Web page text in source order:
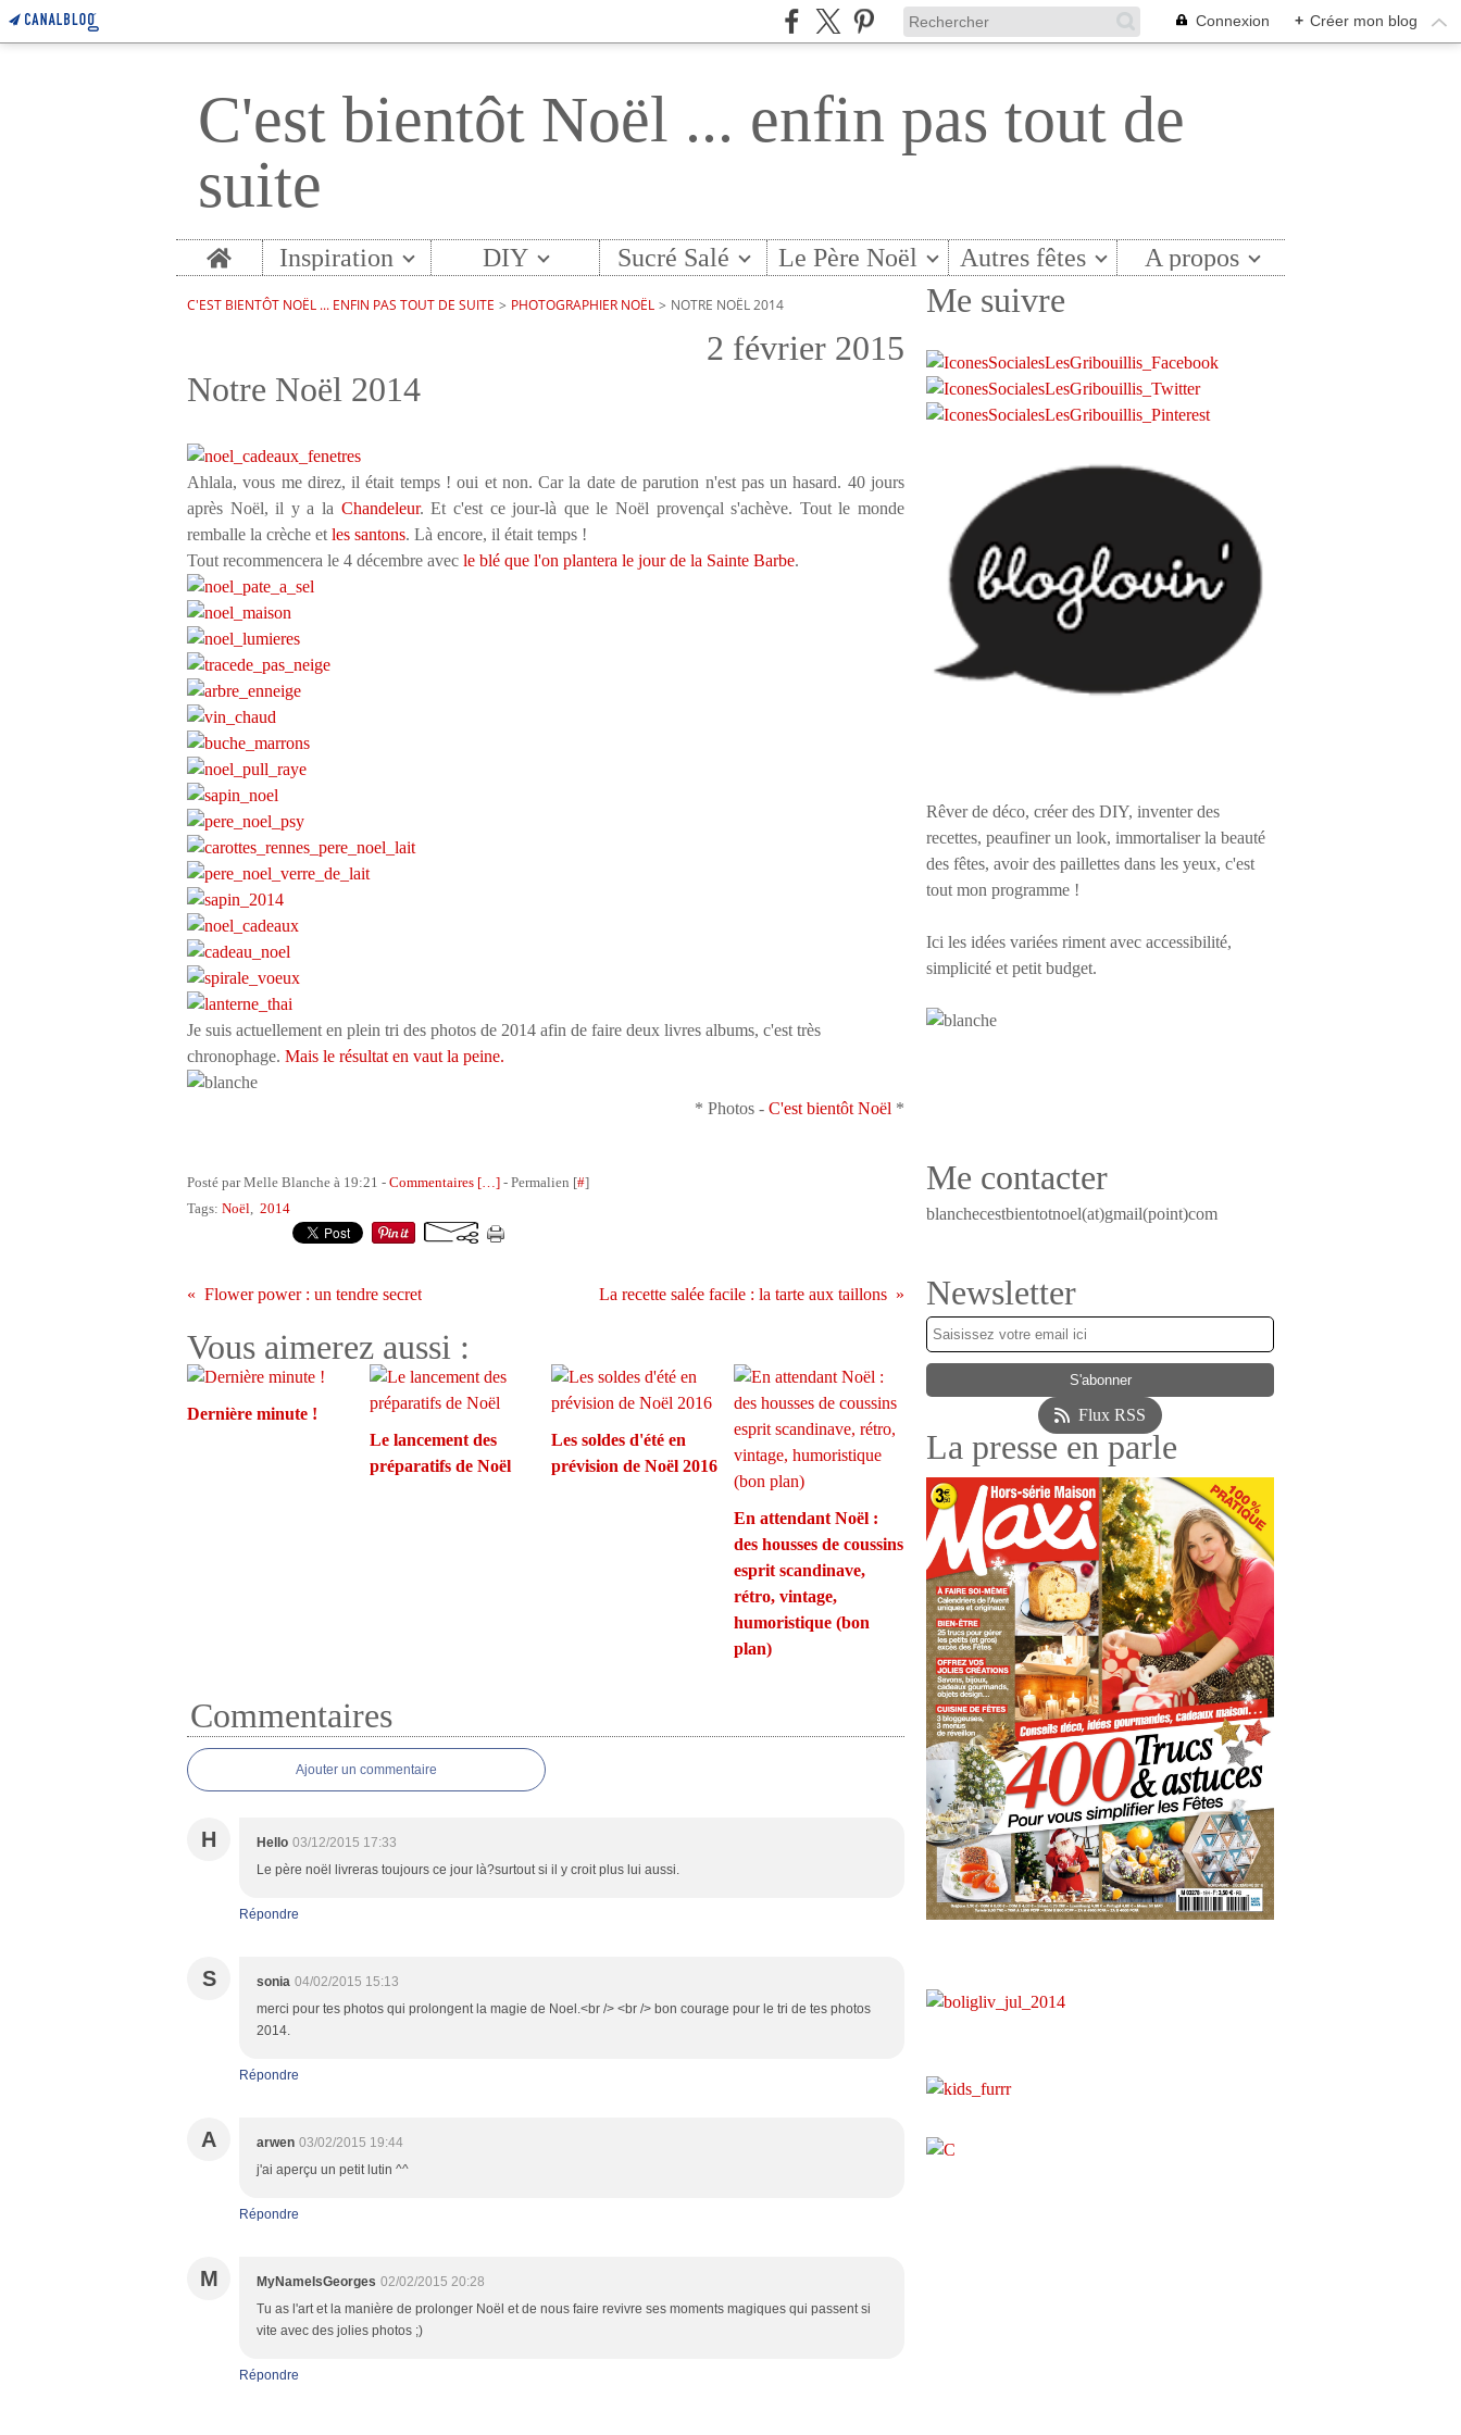
Connexion + Créer mon blog
C'est bientôt Noël ... enfin pas tout de
suite
Home Inspiration DIY Sucré Salé Le Père Noël Autres fêtes A propos
C'EST BIENTÔT NOËL ... ENFIN PAS TOUT DE SUITE > PHOTOGRAPHIER NOËL > NOTRE NOËL 2014
2 février 2015
Notre Noël 2014
Ahlala, vous me direz, il était temps ! oui et non. Car la date de parution n'est pas un hasard. 40 jours
après Noël, il y a la Chandeleur. Et c'est ce jour-là que le Noël provençal s'achève. Tout le monde
remballe la crèche et les santons. Là encore, il était temps !
Tout recommencera le 4 décembre avec le blé que l'on plantera le jour de la Sainte Barbe.
Je suis actuellement en plein tri des photos de 2014 afin de faire deux livres albums, c'est très
chronophage. Mais le résultat en vaut la peine.
* Photos - C'est bientôt Noël *
Posté par Melle Blanche à 19:21 - Commentaires […] - Permalien [#]
Tags: Noël, 2014
Flower power : un tendre secret La recette salée facile : la tarte aux taillons
Vous aimerez aussi :
Dernière minute !
Le lancement des
préparatifs de Noël
Les soldes d'été en
prévision de Noël 2016
En attendant Noël :
des housses de coussins
esprit scandinave,
rétro, vintage,
humoristique (bon
plan)
Commentaires
Ajouter un commentaire
H Hello 03/12/2015 17:33
Le père noël livreras toujours ce jour là?surtout si il y croit plus lui aussi.
Répondre
S sonia 04/02/2015 15:13
merci pour tes photos qui prolongent la magie de Noel.<br /> <br /> bon courage pour le tri de tes photos
2014.
Répondre
A arwen 03/02/2015 19:44
j'ai aperçu un petit lutin ^^
Répondre
M MyNameIsGeorges 02/02/2015 20:28
Tu as l'art et la manière de prolonger Noël et de nous faire revivre ses moments magiques qui passent si
vite avec des jolies photos ;)
Répondre
Me suivre
Rêver de déco, créer des DIY, inventer des
recettes, peaufiner un look, immortaliser la beauté
des fêtes, avoir des paillettes dans les yeux, c'est
tout mon programme !
Ici les idées variées riment avec accessibilité,
simplicité et petit budget.
Me contacter
blanchecestbientotnoel(at)gmail(point)com
Newsletter
Flux RSS
La presse en parle